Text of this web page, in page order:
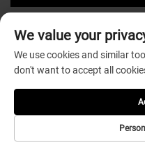
Co.,Ltd. 소유 |
We value your
We use cookies and similar
don't want to accept all